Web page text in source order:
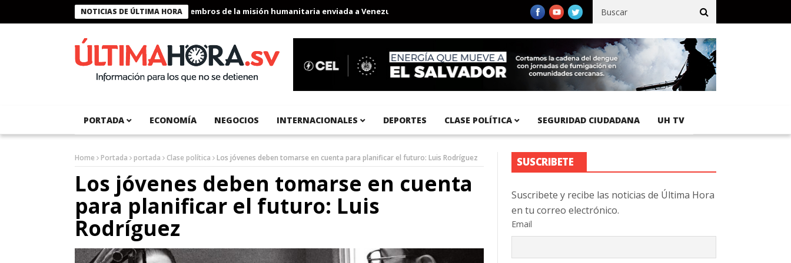
NOTICIAS DE ÚLTIMA HORA
Presidente Bukele condecora a miembros de la misión humanitaria enviada a Venezuela Aeropuerto Internacional del Pacífico registra 92 % de avance en obras de terracería
PORTADA ECONOMÍA NEGOCIOS INTERNACIONALES DEPORTES CLASE POLÍTICA SEGURIDAD CIUDADANA UH TV
Home Portada portada Clase política Los jóvenes deben tomarse en cuenta para planificar el futuro: Luis Rodríguez
Los jóvenes deben tomarse en cuenta
para planificar el futuro: Luis
Rodríguez
SUSCRIBETE
Suscribete y recibe las noticias de Última Hora
en tu correo electrónico.
Email